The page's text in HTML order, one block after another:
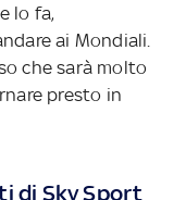
lo fa,
ai Mondiali.
che sarà molto
presto in
di Sky Sport